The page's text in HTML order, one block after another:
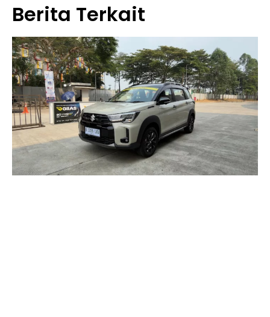
Berita Terkait